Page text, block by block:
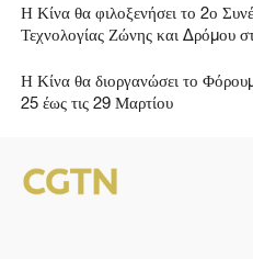
Η Κίνα θα φιλοξενήσει το 2ο
Τεχνολογίας Ζώνης και Δρόμου
Η Κίνα θα διοργανώσει το
25 έως τις 29 Μαρτίου